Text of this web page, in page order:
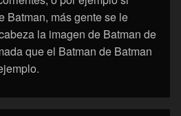
Batman, más gente se le
la imagen de Batman de
que el Batman de Batman